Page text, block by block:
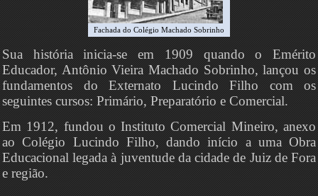
Fachada do Colégio Machado Sobrinho
Sua história inicia-se em 1909 quando o Emérito
Educador, Antônio Vieira Machado Sobrinho, lançou os
fundamentos do Externato Lucindo Filho com os
seguintes cursos: Primário, Preparatório e Comercial.
Em 1912, fundou o Instituto Comercial Mineiro, anexo
ao Colégio Lucindo Filho, dando início a uma Obra
Educacional legada à juventude da cidade de Juiz de Fora
e região.